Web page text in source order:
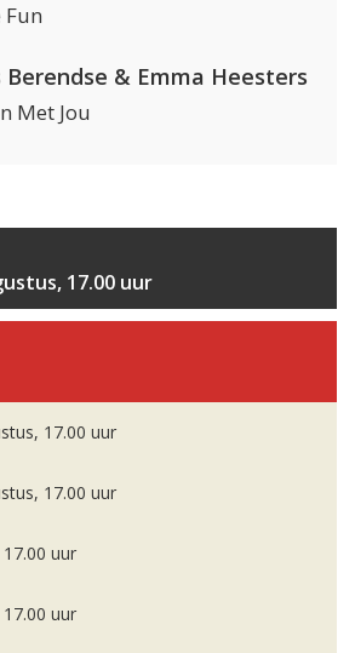
Fun
Berendse & Emma Heesters
Met Jou
17.00 uur
17.00 uur
17.00 uur
uur
uur